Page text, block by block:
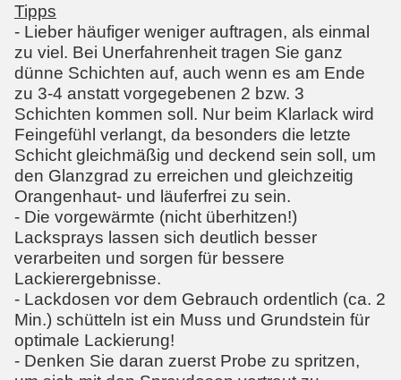
Tipps
- Lieber häufiger weniger auftragen, als einmal
zu viel. Bei Unerfahrenheit tragen Sie ganz
dünne Schichten auf, auch wenn es am Ende
zu 3-4 anstatt vorgegebenen 2 bzw. 3
Schichten kommen soll. Nur beim Klarlack wird
Feingefühl verlangt, da besonders die letzte
Schicht gleichmäßig und deckend sein soll, um
den Glanzgrad zu erreichen und gleichzeitig
Orangenhaut- und läuferfrei zu sein.
- Die vorgewärmte (nicht überhitzen!)
Lacksprays lassen sich deutlich besser
verarbeiten und sorgen für bessere
Lackierergebnisse.
- Lackdosen vor dem Gebrauch ordentlich (ca. 2
Min.) schütteln ist ein Muss und Grundstein für
optimale Lackierung!
- Denken Sie daran zuerst Probe zu spritzen,